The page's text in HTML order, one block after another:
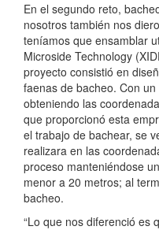
En el segundo reto,
nosotros también nos
teníamos que ensamblar
Microside Technology
proyecto consistió en
faenas de bacheo. Con
obteniendo las
que proporcionó esta
el trabajo de bachear, se
realizara en las
proceso manteniéndose
menor a 20 metros; al
bacheo.
“Lo que nos diferenció es